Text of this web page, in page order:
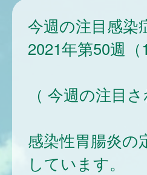
今週の注目感染
2021年第50週
（ 今週の注目
感染性胃腸炎の
しています。